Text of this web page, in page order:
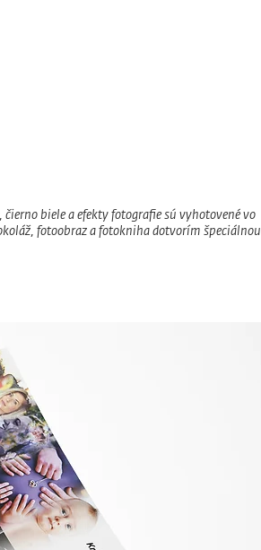
biele a efekty fotografie sú vyhotovené vo
fotoobraz a fotokniha dotvorím špeciálnou